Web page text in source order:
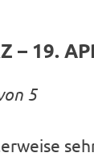
– 19.
5